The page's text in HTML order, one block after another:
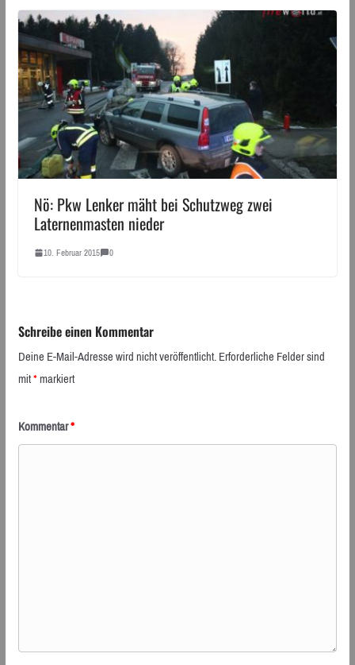
Nö: Pkw Lenker mäht bei Schutzweg zwei
Laternenmasten nieder
10. Februar 2015 0
Schreibe einen Kommentar
Deine E-Mail-Adresse wird nicht veröffentlicht.Erforderliche Felder sind
mit*markiert
Kommentar*